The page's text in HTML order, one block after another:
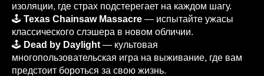
изоляции, где страх подстерегает на каждом шагу.
🕹️ Texas Chainsaw Massacre — испытайте ужасы
классического слэшера в новом обличии.
🕹️ Dead by Daylight — культовая
многопользовательская игра на выживание, где вам
предстоит бороться за свою жизнь.